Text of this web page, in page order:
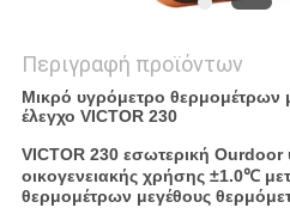
Περιγραφή προϊόντων
Μικρό υγρόμετρο θερμομέτρων
έλεγχο VICTOR 230
VICTOR 230 εσωτερική Ourdoor
οικογενειακής χρήσης ±1.0℃
θερμομέτρων μεγέθους